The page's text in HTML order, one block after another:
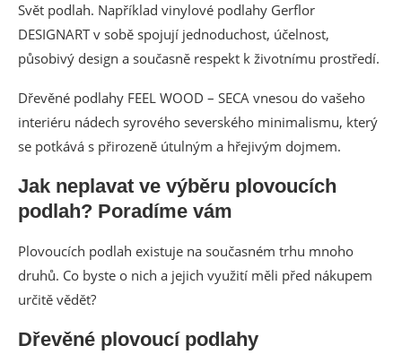
Svět podlah. Například vinylové podlahy Gerflor
DESIGNART v sobě spojují jednoduchost, účelnost,
působivý design a současně respekt k životnímu prostředí.
Dřevěné podlahy FEEL WOOD – SECA vnesou do vašeho
interiéru nádech syrového severského minimalismu, který
se potkává s přirozeně útulným a hřejivým dojmem.
Jak neplavat ve výběru plovoucích
podlah? Poradíme vám
Plovoucích podlah existuje na současném trhu mnoho
druhů. Co byste o nich a jejich využití měli před nákupem
určitě vědět?
Dřevěné plovoucí podlahy